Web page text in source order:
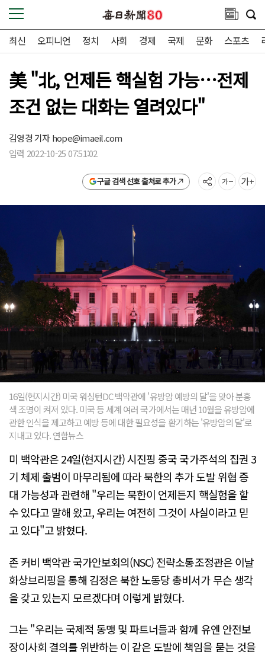
최신 오피니언 정치 사회 경제 국제 문화 스포츠
美 "北, 언제든 핵실험 가능…전제
조건 없는 대화는 열려있다"
김영경 기자hope@imaeil.com
입력 2022-10-25 07:51:02
구글 검색 선호 출처로 추가
16일(현지시간) 미국 워싱턴DC 백악관에 '유방암 예방의 달'을 맞아 분홍
색 조명이 켜져 있다. 미국 등 세계 여러 국가에서는 매년 10월을 유방암에
관한 인식을 제고하고 예방 등에 대한 필요성을 환기하는 '유방암의 달'로
지내고 있다. 연합뉴스
미 백악관은 24일(현지시간) 시진핑 중국 국가주석의 집권 3
기 체제 출범이 마무리됨에 따라 북한의 추가 도발 위협 증
대 가능성과 관련해 "우리는 북한이 언제든지 핵실험을 할
수 있다고 말해 왔고, 우리는 여전히 그것이 사실이라고 믿
고 있다"고 밝혔다.
존 커비 백악관 국가안보회의(NSC) 전략소통조정관은 이날
화상브리핑을 통해 김정은 북한 노동당 총비서가 무슨 생각
을 갖고 있는지 모르겠다며 이렇게 밝혔다.
그는 "우리는 국제적 동맹 및 파트너들과 함께 유엔 안전보
장이사회 결의를 위반하는 이 같은 도발에 책임을 묻는 것을